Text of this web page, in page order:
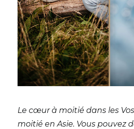
Le cœur à moitié dans les
moitié en Asie. Vous pouvez